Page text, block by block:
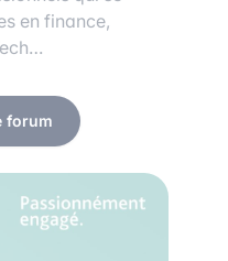
en finance,
forum